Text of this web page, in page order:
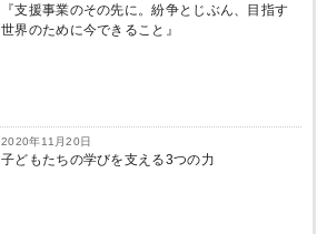
『支援事業のその先に。紛争とじぶん、目指す
世界のために今できること』
2020年11月20日
子どもたちの学びを支える3つの力